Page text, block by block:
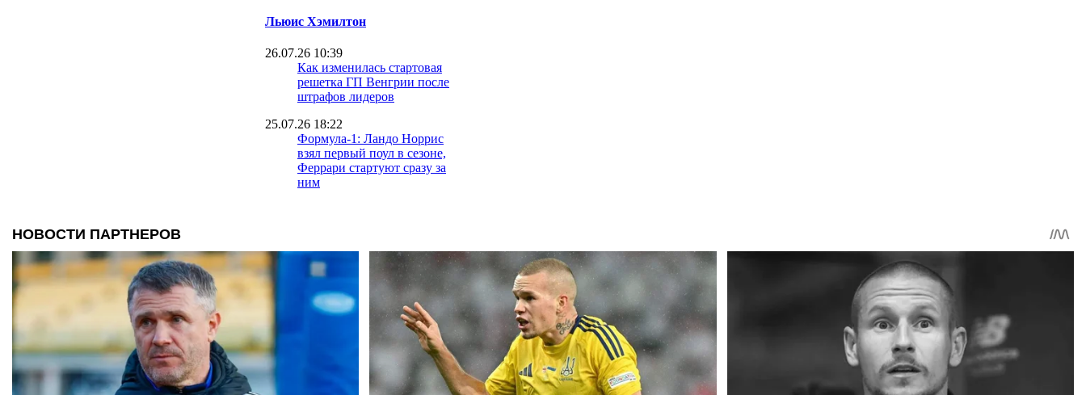
Льюис Хэмилтон
26.07.26 10:39
Как изменилась стартовая
решетка ГП Венгрии после
штрафов лидеров
25.07.26 18:22
Формула-1: Ландо Норрис
взял первый поул в сезоне,
Феррари стартуют сразу за
ним
квалификации к спринту
14.06.26 18:13
Формула-1: Хэмилтон
одержал первую победу в
09.06.26 12:34
Льюис Хэмилтон встал в
один ряд с Айртоном